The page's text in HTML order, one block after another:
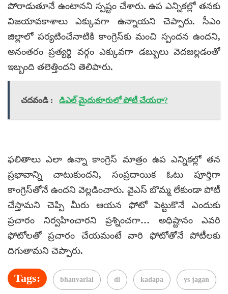
పోరాడుతూనే ఉంటానని స్పష్టం చేశారు. ఉప ఎన్నికల్లో తనకు
విజయావకాశాలు ఎక్కువగా ఉన్నాయని చెప్పారు. సీఎం
జిల్లాలో పర్యటించేనాటికి కాంగ్రెస్‌కు మంచి స్పందన ఉందని,
అనంతరం ప్రత్యర్థి వర్గం ఎక్కువగా డబ్బులు వెదజల్లడంతో
ఇబ్బంది తలెత్తిందని తెలిపారు.
చదవండి : డిఎల్ మైదుకూరులో పోటీ చేయరా?
ఫలితాలు ఎలా ఉన్నా కాంగ్రెస్ మాత్రం ఉప ఎన్నికల్లో తన
ప్రభావాన్ని చాటుకుందని, సంప్రదాయిక ఓటు పూర్తిగా
కాంగ్రెస్‌తోనే ఉందని వెల్లడించారు. వైఎస్ బొమ్మ లేకుండా పోటీ
చేస్తామని చెప్పి మీరు ఆయన ఫోటో పెట్టుకొనే ఎందుకు
ప్రచారం నిర్వహించారని ప్రశ్నించగా… అధిష్టానం ఎవరి
ఫోటోలతో ప్రచారం చేయమంటే వారి ఫోటోతోనే పోటీలకు
దిగుతామని చెప్పారు.
Tags: bhanvarlal dl kadapa ys jagan